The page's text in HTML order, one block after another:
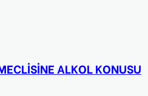
ALKOL KONUSU